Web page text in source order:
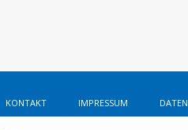
KONTAKT IMPRESSUM